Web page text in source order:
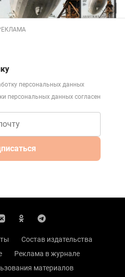
персональных данных
персональных данных согласен
Состав издательства
Реклама в журнале
материалов